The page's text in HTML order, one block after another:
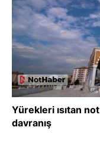
Yürekleri ısıtan
davranış